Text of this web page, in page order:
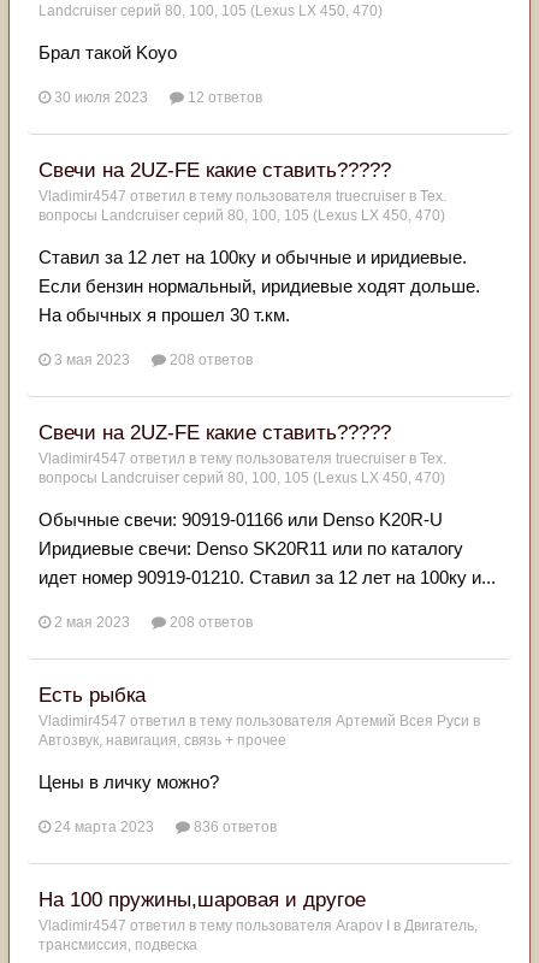
Landcruiser серий 80, 100, 105 (Lexus LX 450, 470)
Брал такой Koyo
30 июля 2023 12 ответов
Свечи на 2UZ-FE какие ставить?????
Vladimir4547 ответил в тему пользователя truecruiser в Тех.
вопросы Landcruiser серий 80, 100, 105 (Lexus LX 450, 470)
Ставил за 12 лет на 100ку и обычные и иридиевые.
Если бензин нормальный, иридиевые ходят дольше.
На обычных я прошел 30 т.км.
3 мая 2023 208 ответов
Свечи на 2UZ-FE какие ставить?????
Vladimir4547 ответил в тему пользователя truecruiser в Тех.
вопросы Landcruiser серий 80, 100, 105 (Lexus LX 450, 470)
Обычные свечи: 90919-01166 или Denso K20R-U
Иридиевые свечи: Denso SK20R11 или по каталогу
идет номер 90919-01210. Ставил за 12 лет на 100ку и...
2 мая 2023 208 ответов
Есть рыбка
Vladimir4547 ответил в тему пользователя Артемий Всея Руси в
Автозвук, навигация, связь + прочее
Цены в личку можно?
24 марта 2023 836 ответов
На 100 пружины,шаровая и другое
Vladimir4547 ответил в тему пользователя Arapov I в Двигатель,
трансмиссия, подвеска